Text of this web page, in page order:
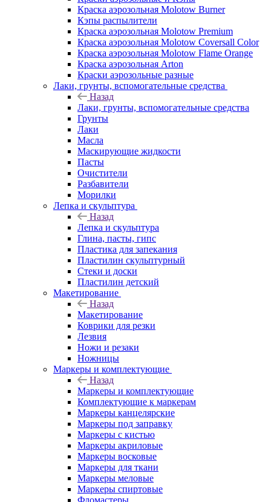
Краска аэрозольная Molotow Burner
Кэпы распылители
Краска аэрозольная Molotow Premium
Краска аэрозольная Molotow Coversall Color
Краска аэрозольная Molotow Flame Orange
Краска аэрозольная Arton
Краски аэрозольные разные
Лаки, грунты, вспомогательные средства
Назад
Лаки, грунты, вспомогательные средства
Грунты
Лаки
Масла
Маскирующие жидкости
Пасты
Очистители
Разбавители
Морилки
Лепка и скульптура
Назад
Лепка и скульптура
Глина, пасты, гипс
Пластика для запекания
Пластилин скульптурный
Стеки и доски
Пластилин детский
Макетирование
Назад
Макетирование
Коврики для резки
Лезвия
Ножи и резаки
Ножницы
Маркеры и комплектующие
Назад
Маркеры и комплектующие
Комплектующие к маркерам
Маркеры канцелярские
Маркеры под заправку
Маркеры с кистью
Маркеры акриловые
Маркеры восковые
Маркеры для ткани
Маркеры меловые
Маркеры спиртовые
Фломастеры